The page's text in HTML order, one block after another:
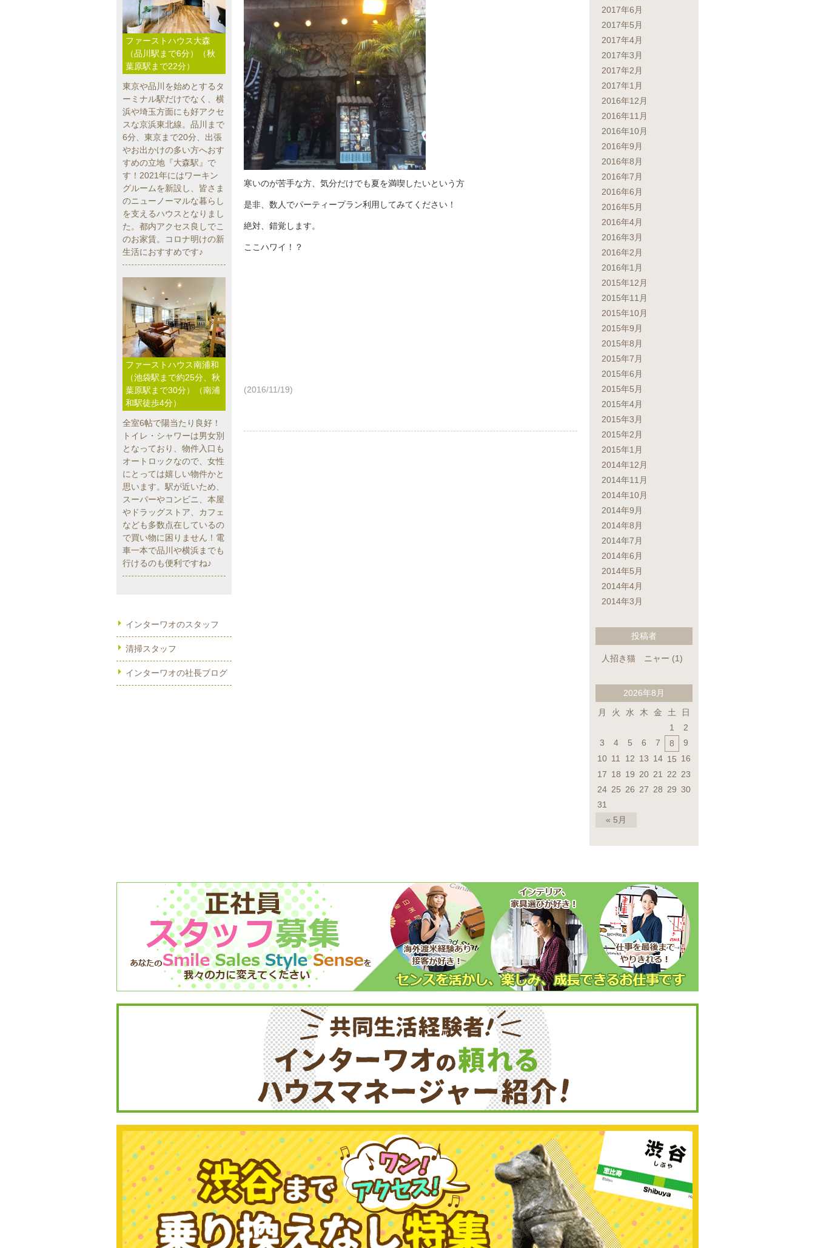
ファーストハウス大森
（品川駅まで6分）（秋
葉原駅まで22分）
東京や品川を始めとするタ
ーミナル駅だけでなく、横
浜や埼玉方面にも好アクセ
スな京浜東北線。品川まで
6分、東京まで20分、出張
やお出かけの多い方へおす
すめの立地『大森駅』で
す！2021年にはワーキン
グルームを新設し、皆さま
のニューノーマルな暮らし
を支えるハウスとなりまし
た。都内アクセス良しでこ
のお家賃。コロナ明けの新
生活におすすめです♪
ファーストハウス南浦和
（池袋駅まで約25分、秋
葉原駅まで30分）（南浦
和駅徒歩4分）
全室6帖で陽当たり良好！
トイレ・シャワーは男女別
となっており、物件入口も
オートロックなので、女性
にとっては嬉しい物件かと
思います。駅が近いため、
スーパーやコンビニ、本屋
やドラッグストア、カフェ
なども多数点在しているの
で買い物に困りません！電
車一本で品川や横浜までも
行けるのも便利ですね♪
インターワオのスタッフ
清掃スタッフ
インターワオの社長ブログ
寒いのが苦手な方、気分だけでも夏を満喫したいという方
是非、数人でパーティープラン利用してみてください！
絶対、錯覚します。
ここハワイ！？
(2016/11/19)
2017年6月
2017年5月
2017年4月
2017年3月
2017年2月
2017年1月
2016年12月
2016年11月
2016年10月
2016年9月
2016年8月
2016年7月
2016年6月
2016年5月
2016年4月
2016年3月
2016年2月
2016年1月
2015年12月
2015年11月
2015年10月
2015年9月
2015年8月
2015年7月
2015年6月
2015年5月
2015年4月
2015年3月
2015年2月
2015年1月
2014年12月
2014年11月
2014年10月
2014年9月
2014年8月
2014年7月
2014年6月
2014年5月
2014年4月
2014年3月
投稿者
人招き猫 ニャー (1)
2026年8月
月
火 水 木 金 土 日
« 5月
1
2
3
4 5 6 7 8
9
10 11 12 13 14 15 16
17 18 19 20 21 22 23
24 25 26 27 28 29 30
31